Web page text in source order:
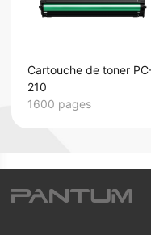
Cartouche de toner
210
1600 pages